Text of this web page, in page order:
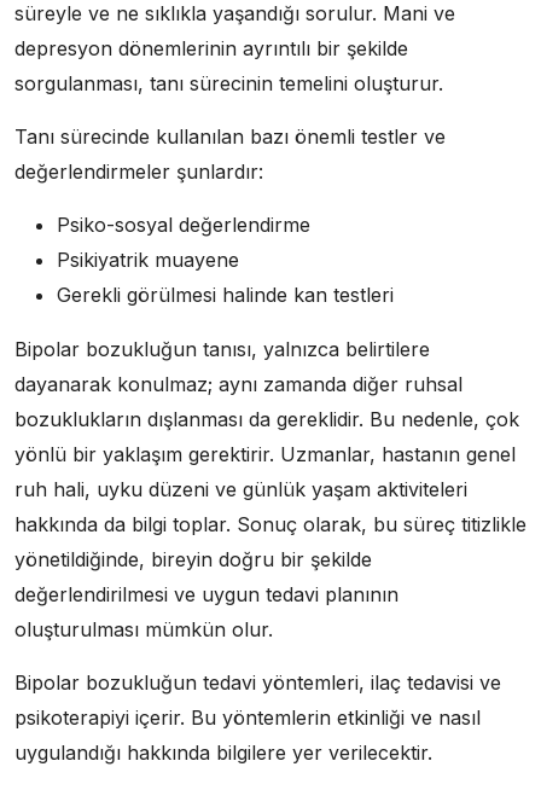
süreyle ve ne sıklıkla yaşandığı sorulur. Mani ve
depresyon dönemlerinin ayrıntılı bir şekilde
sorgulanması, tanı sürecinin temelini oluşturur.
Tanı sürecinde kullanılan bazı önemli testler ve
değerlendirmeler şunlardır:
Psiko-sosyal değerlendirme
Psikiyatrik muayene
Gerekli görülmesi halinde kan testleri
Bipolar bozukluğun tanısı, yalnızca belirtilere
dayanarak konulmaz; aynı zamanda diğer ruhsal
bozuklukların dışlanması da gereklidir. Bu nedenle, çok
yönlü bir yaklaşım gerektirir. Uzmanlar, hastanın genel
ruh hali, uyku düzeni ve günlük yaşam aktiviteleri
hakkında da bilgi toplar. Sonuç olarak, bu süreç titizlikle
yönetildiğinde, bireyin doğru bir şekilde
değerlendirilmesi ve uygun tedavi planının
oluşturulması mümkün olur.
Bipolar bozukluğun tedavi yöntemleri, ilaç tedavisi ve
psikoterapiyi içerir. Bu yöntemlerin etkinliği ve nasıl
uygulandığı hakkında bilgilere yer verilecektir.